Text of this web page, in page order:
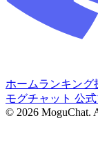
ホームランキング
モグチャット 公
© 2026 MoguChat.